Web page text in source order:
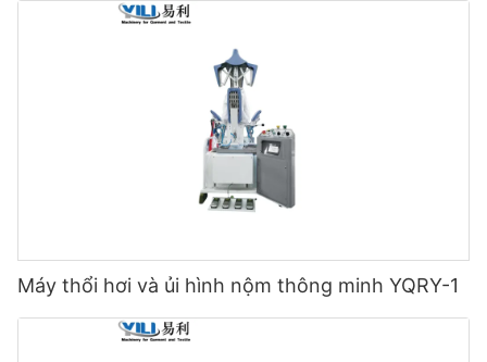
Máy thổi hơi và ủi hình nộm thông minh YQRY-1